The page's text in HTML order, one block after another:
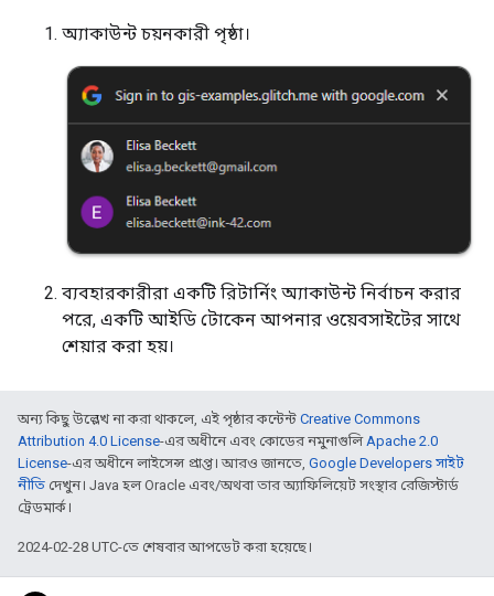
অ্যাকাউন্ট চয়নকারী পৃষ্ঠা।
ব্যবহারকারীরা একটি রিটার্নিং অ্যাকাউন্ট নির্বাচন করার
পরে, একটি আইডি টোকেন আপনার ওয়েবসাইটের সাথে
শেয়ার করা হয়।
অন্য কিছু উল্লেখ না করা থাকলে, এই পৃষ্ঠার কন্টেন্ট Creative Commons
Attribution 4.0 License-এর অধীনে এবং কোডের নমুনাগুলি Apache 2.0
License-এর অধীনে লাইসেন্স প্রাপ্ত। আরও জানতে, Google Developers সাইট
নীতি দেখুন। Java হল Oracle এবং/অথবা তার অ্যাফিলিয়েট সংস্থার রেজিস্টার্ড
ট্রেডমার্ক।
2024-02-28 UTC-তে শেষবার আপডেট করা হয়েছে।